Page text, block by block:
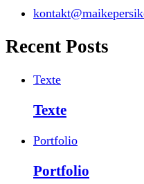
Recent Posts
Texte
Texte
Portfolio
Portfolio